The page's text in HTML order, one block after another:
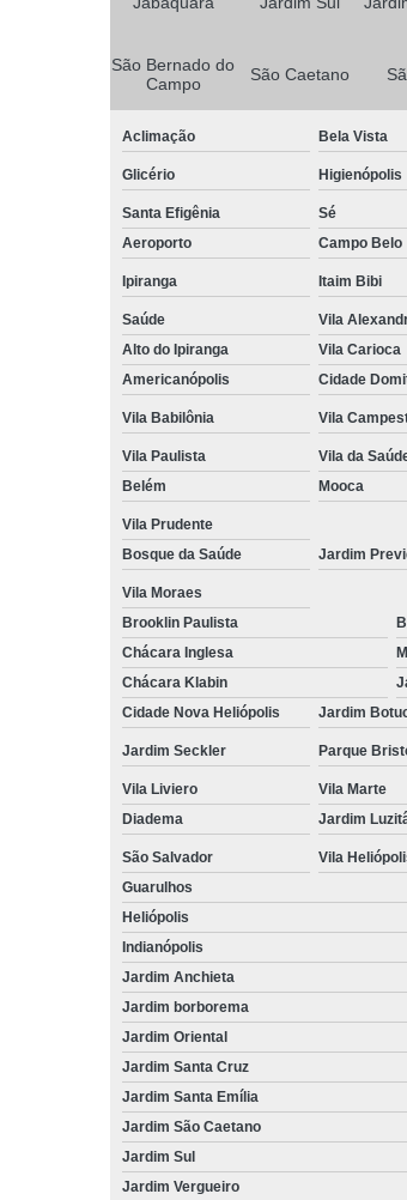
São Bernado do
Campo
São Caetano
Aclimação Bela Vista
Glicério Higienópolis
Santa Efigênia Sé
Aeroporto
Campo Belo
Ipiranga Itaim Bibi
Saúde Vila
Alto do Ipiranga
Vila Carioca
Americanópolis
Cidade
Vila Babilônia Vila
Vila Paulista Vila da
Belém
Mooca
Vila Prudente
Bosque da Saúde
Jardim
Vila Moraes
Brooklin Paulista
Chácara Inglesa
Chácara Klabin
Cidade Nova Heliópolis
Jardim
Jardim Seckler Parque
Vila Liviero Vila Marte
Diadema
Jardim
São Salvador Vila
Guarulhos
Heliópolis
Indianópolis
Jardim Anchieta
Jardim borborema
Jardim Oriental
Jardim Santa Cruz
Jardim Santa Emília
Jardim São Caetano
Jardim Sul
Jardim Vergueiro